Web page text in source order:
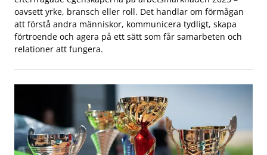
oavsett yrke, bransch eller roll. Det handlar om förmågan
att förstå andra människor, kommunicera tydligt, skapa
förtroende och agera på ett sätt som får samarbeten och
relationer att fungera.